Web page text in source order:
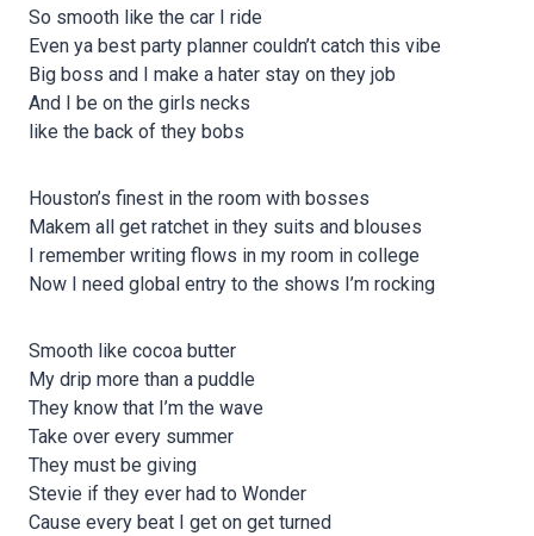
So smooth like the car I ride
Even ya best party planner couldn’t catch this vibe
Big boss and I make a hater stay on they job
And I be on the girls necks
like the back of they bobs
Houston’s finest in the room with bosses
Makem all get ratchet in they suits and blouses
I remember writing flows in my room in college
Now I need global entry to the shows I’m rocking
Smooth like cocoa butter
My drip more than a puddle
They know that I’m the wave
Take over every summer
They must be giving
Stevie if they ever had to Wonder
Cause every beat I get on get turned